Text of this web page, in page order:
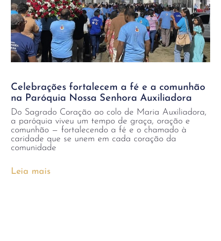
Celebrações fortalecem a fé e a comunhão
na Paróquia Nossa Senhora Auxiliadora
Do Sagrado Coração ao colo de Maria Auxiliadora,
a paróquia viveu um tempo de graça, oração e
comunhão — fortalecendo a fé e o chamado à
caridade que se unem em cada coração da
comunidade
Leia mais